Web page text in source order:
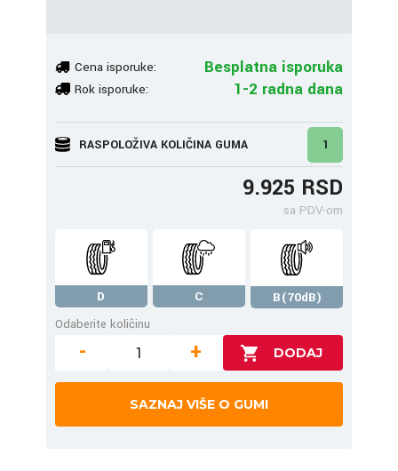
Cena isporuke: Besplatna isporuka
Rok isporuke: 1-2 radna dana
RASPOLOŽIVA KOLIČINA GUMA 1
9.925 RSD
sa PDV-om
D C
B(70dB)
Odaberite količinu
- +
SAZNAJ VIŠE O GUMI